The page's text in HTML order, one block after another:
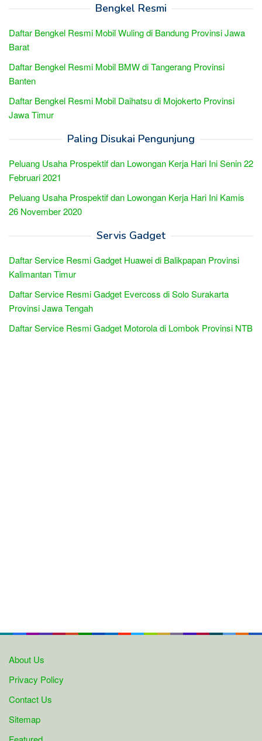
Bengkel Resmi
Daftar Bengkel Resmi Mobil Wuling di Bandung Provinsi Jawa
Barat
Daftar Bengkel Resmi Mobil BMW di Tangerang Provinsi
Banten
Daftar Bengkel Resmi Mobil Daihatsu di Mojokerto Provinsi
Jawa Timur
Paling Disukai Pengunjung
Peluang Usaha Prospektif dan Lowongan Kerja Hari Ini Senin 22
Februari 2021
Peluang Usaha Prospektif dan Lowongan Kerja Hari Ini Kamis
26 November 2020
Servis Gadget
Daftar Service Resmi Gadget Huawei di Balikpapan Provinsi
Kalimantan Timur
Daftar Service Resmi Gadget Evercoss di Solo Surakarta
Provinsi Jawa Tengah
Daftar Service Resmi Gadget Motorola di Lombok Provinsi NTB
About Us
Privacy Policy
Contact Us
Sitemap